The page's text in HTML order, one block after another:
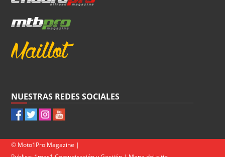
NUESTRAS REDES SOCIALES
© Moto1Pro Magazine |